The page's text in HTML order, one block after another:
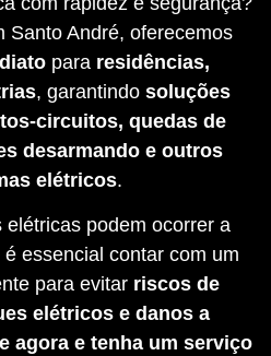
Santo André, oferecemos
para residências,
, garantindo soluções
circuitos, quedas de
desarmando e outros
elétricos.
elétricas podem ocorrer a
essencial contar com um
para evitar riscos de
elétricos e danos a
agora e tenha um serviço